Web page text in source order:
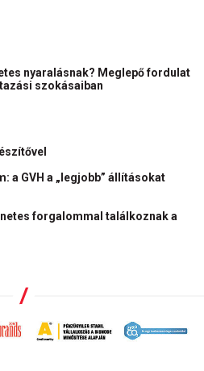
nyaralásnak? Meglepő fordulat
szokásaiban
a GVH a „legjobb” állításokat
forgalommal találkoznak a